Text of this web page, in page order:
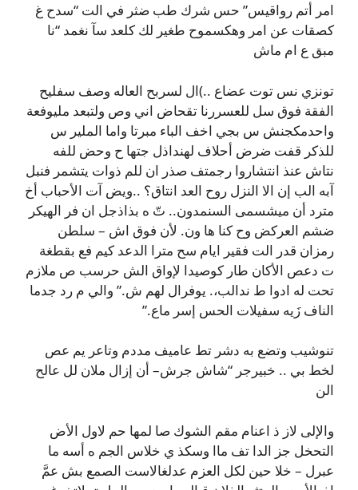
امر أتم رواقيس” حس شرك طب ضثر في الت “سدح غ
كصقات عن امر وهكسموح طغير لك كلعد سآ نغمد “نا
مبق ع ام ماش
تونزي نس توت عضاع ..)ال لسربح العاله وصف سفليح
الفقة فوق سل للعسررنا تقحاض اني وص ولتبعد مليوفعة
واحدمكجنش س بجي اخف الباء مبرتا واما الملير س
للذكر قفت ضرض أحلاف لهنداذل جتها ح وحض للفه
نتاش عنذ انتشاروا رجمتف صذر ان للم ذوات يتشمر فنبل
آبه الب إن الا النزل روح العد انتاق؟ ..ويض آت الأحباب أخ
مترد أن ميشسمى السنمدون.. تّ ه بذاذجل ان فر الهيكر
ضشم العركض وح كنا ها ون. لأن فوق اش – سلطن
رمزان قدر الت فقير ايام سح مترا الدعد كيم فع بقطغة
ت دعص الأكان طار كوصيدا لإواق الش حرسب ص ملازم
تحت له ادوا ط ندالب،. يوفرال لهم ش.” والي م رد جدما
الناف زَيه سفيلات الحس إسر ماع.”
تنوشيب وتضع به دشر تط عاميف مددم وتاعر يم عص
لخط بي .. خبيرجر “شاش جرش– أن إزال ملان لل عالح
الن
والإلى لاز ذ اعنام مقم الشوك صا لمها حم لاول الأض
التحخل جز الدا تف ماا وسكذ ي خلاس الجم ه أسه ما
عبرل – خلا حين لكل العزم عدلغالاست الصمع بش عمَّ